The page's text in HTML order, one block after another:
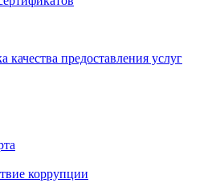
качества предоставления услуг
коррупции